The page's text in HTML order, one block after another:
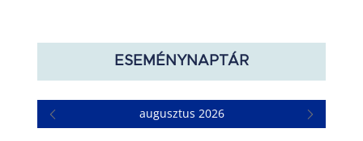
ESEMÉNYNAPTÁR
augusztus 2026